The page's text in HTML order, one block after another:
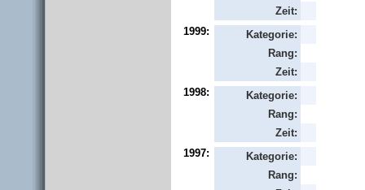
Zeit:
1999:
Kategorie:
Rang:
Zeit:
1998:
Kategorie:
Rang:
Zeit:
1997:
Kategorie:
Rang: